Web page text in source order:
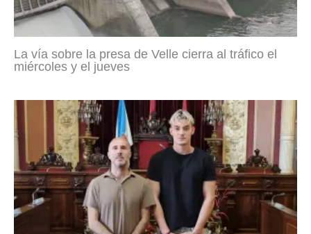
La vía sobre la presa de Velle cierra al tráfico el
miércoles y el jueves